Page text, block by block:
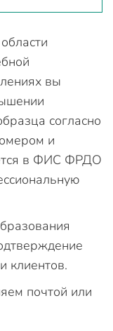
вы
согласно
и
в ФИС ФРДО
клиентов.
почтой или